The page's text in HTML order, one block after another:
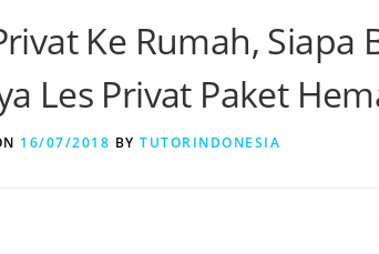
Ke Rumah, Siapa
Les Privat Paket
16/07/2018 BY TUTORINDONESIA